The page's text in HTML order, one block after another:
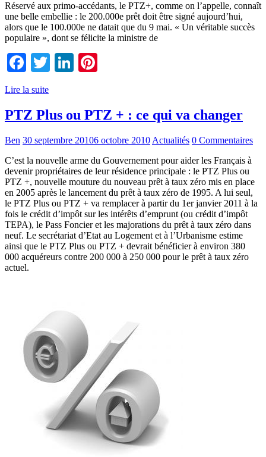
Réservé aux primo-accédants, le PTZ+, comme on l’appelle, connaît
une belle embellie : le 200.000e prêt doit être signé aujourd’hui,
alors que le 100.000e ne datait que du 9 mai. « Un véritable succès
populaire », dont se félicite la ministre de
Facebook
TwitterLinkedIn
Lire la suite
PTZ Plus ou PTZ + : ce qui va changer
Ben 30 septembre 20106 octobre 2010 Actualités 0 Commentaires
C’est la nouvelle arme du Gouvernement pour aider les Français à
devenir propriétaires de leur résidence principale : le PTZ Plus ou
PTZ +, nouvelle mouture du nouveau prêt à taux zéro mis en place
en 2005 après le lancement du prêt à taux zéro de 1995. A lui seul,
le PTZ Plus ou PTZ + va remplacer à partir du 1er janvier 2011 à la
fois le crédit d’impôt sur les intérêts d’emprunt (ou crédit d’impôt
TEPA), le Pass Foncier et les majorations du prêt à taux zéro dans
neuf. Le secrétariat d’Etat au Logement et à l’Urbanisme estime
ainsi que le PTZ Plus ou PTZ + devrait bénéficier à environ 380
000 acquéreurs contre 200 000 à 250 000 pour le prêt à taux zéro
actuel.